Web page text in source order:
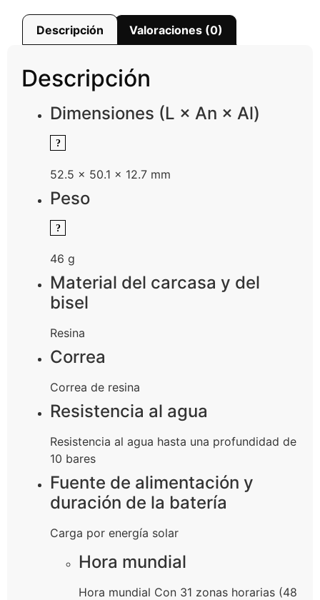
Descripción Valoraciones (0)
Descripción
Dimensiones (L × An × Al)
52.5 × 50.1 × 12.7 mm
Peso
46 g
Material del carcasa y del
bisel
Resina
Correa
Correa de resina
Resistencia al agua
Resistencia al agua hasta una profundidad de
10 bares
Fuente de alimentación y
duración de la batería
Carga por energía solar
Hora mundial
Hora mundial Con 31 zonas horarias (48